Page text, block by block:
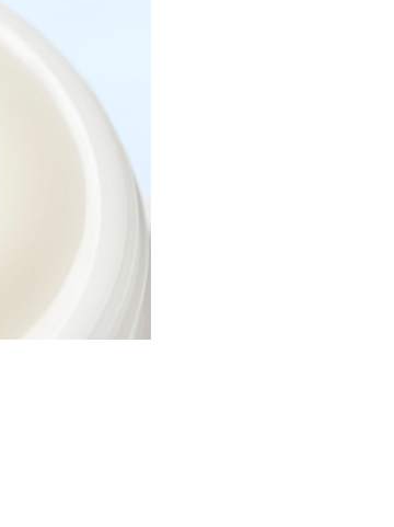
月08日（金）
とりした肌
月18日（金）